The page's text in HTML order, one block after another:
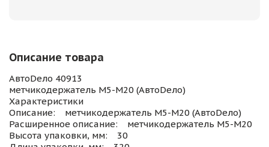
Описание товара
АвтоDело 40913
метчикодержатель М5-М20 (АвтоDело)
Характеристики
Описание: метчикодержатель М5-М20 (АвтоDело)
Расширенное описание: метчикодержатель М5-М20
Высота упаковки, мм: 30